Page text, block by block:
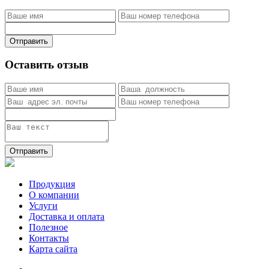
Отправить
Оставить отзыв
Отправить
Продукция
О компании
Услуги
Доставка и оплата
Полезное
Контакты
Карта сайта